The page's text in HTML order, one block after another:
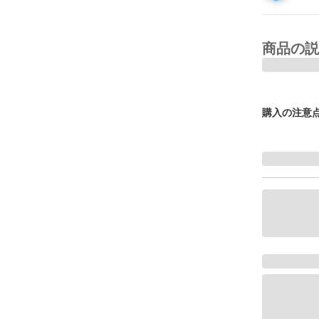
商品の
購入の注意